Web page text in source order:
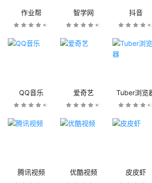
作业帮 智学网 抖音
QQ音乐 爱奇艺 Tuber浏览
腾讯视频 优酷视频 皮皮虾